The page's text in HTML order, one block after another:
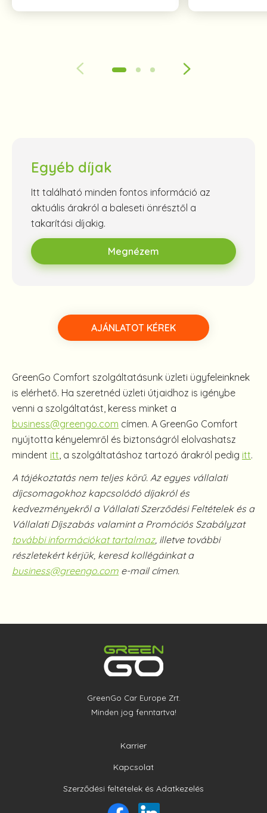
Egyéb díjak
Itt található minden fontos információ az
aktuális árakról a baleseti önrésztől a
takarítási díjakig.
Megnézem
AJÁNLATOT KÉREK
GreenGo Comfort szolgáltatásunk üzleti ügyfeleinknek
is elérhető. Ha szeretnéd üzleti útjaidhoz is igénybe
venni a szolgáltatást, keress minket a
business@greengo.com címen. A GreenGo Comfort
nyújtotta kényelemről és biztonságról elolvashatsz
mindent itt, a szolgáltatáshoz tartozó árakról pedig itt.
A tájékoztatás nem teljes körű. Az egyes vállalati
díjcsomagokhoz kapcsolódó díjakról és
kedvezményekről a Vállalati Szerződési Feltételek és a
Vállalati Díjszabás valamint a Promóciós Szabályzat
további információkat tartalmaz, illetve további
részletekért kérjük, keresd kollégáinkat a
business@greengo.com e-mail címen.
GreenGo Car Europe Zrt.
Minden jog fenntartva!
Karrier
Kapcsolat
Szerződési feltételek és Adatkezelés